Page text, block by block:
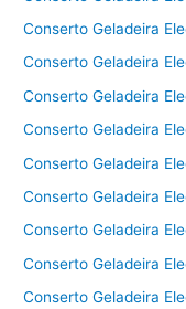
Conserto Geladeira
Conserto Geladeira
Conserto Geladeira
Conserto Geladeira
Conserto Geladeira
Conserto Geladeira
Conserto Geladeira
Conserto Geladeira
Conserto Geladeira